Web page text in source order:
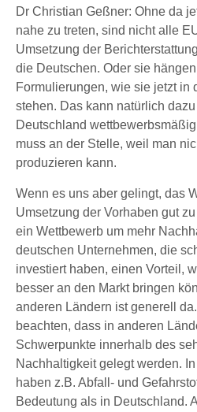
Dr Christian Geßner: Ohne da
nahe zu treten, sind nicht alle
Umsetzung der
die Deutschen. Oder sie
Formulierungen, wie sie jetzt in
stehen. Das kann natürlich
Deutschland
muss an der Stelle, weil man
produzieren kann.
Wenn es uns aber gelingt, das
Umsetzung der Vorhaben gut
ein Wettbewerb um mehr
deutschen Unternehmen, die
investiert haben, einen Vorteil,
besser an den Markt bringen
anderen Ländern ist generell
beachten, dass in anderen
Schwerpunkte innerhalb des
Nachhaltigkeit gelegt werden.
haben z.B. Abfall- und
Bedeutung als in Deutschland.